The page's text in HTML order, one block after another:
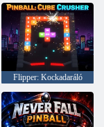
Flipper: Kockadaráló